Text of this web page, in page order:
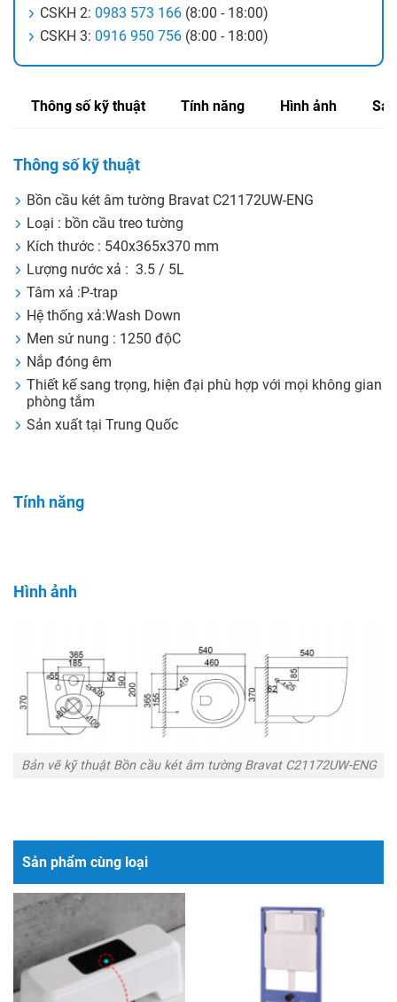
CSKH 2: 0983 573 166 (8:00 - 18:00)
CSKH 3: 0916 950 756 (8:00 - 18:00)
Thông số kỹ thuật Tính năng Hình ảnh
Thông số kỹ thuật
Bồn cầu két âm tường Bravat C21172UW-ENG
Loại : bồn cầu treo tường
Kích thước : 540x365x370 mm
Lượng nước xả : 3.5 / 5L
Tâm xả :P-trap
Hệ thống xả:Wash Down
Men sứ nung : 1250 độC
Nắp đóng êm
Thiết kế sang trọng, hiện đại phù hợp với mọi không gian
phòng tắm
Sản xuất tại Trung Quốc
Tính năng
Hình ảnh
Bản vẽ kỹ thuật Bồn cầu két âm tường Bravat C21172UW-ENG
Sản phẩm cùng loại